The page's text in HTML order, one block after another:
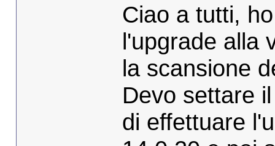
Ciao a tutti,
l'upgrade alla
la scansione
Devo settare
di effettuare